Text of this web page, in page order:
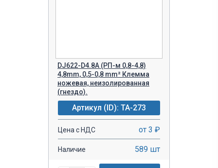
DJ622-D4.8A (РП-м 0,8-4,8)
4,8mm, 0,5-0,8 mm² Клемма
ножевая, неизолированная
(гнездо).
Артикул (ID): TA-273
Цена с НДС от 3 ₽
Наличие 589 шт